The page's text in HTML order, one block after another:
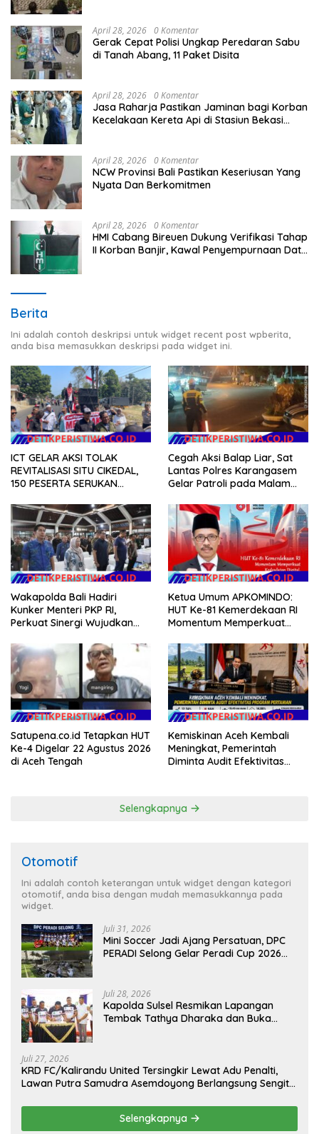
April 28, 2026 0 Komentar
Gerak Cepat Polisi Ungkap Peredaran Sabu
di Tanah Abang, 11 Paket Disita
April 28, 2026 0 Komentar
Jasa Raharja Pastikan Jaminan bagi Korban
Kecelakaan Kereta Api di Stasiun Bekasi
April 28, 2026 0 Komentar
NCW Provinsi Bali Pastikan Keseriusan Yang
Nyata Dan Berkomitmen
April 28, 2026 0 Komentar
HMI Cabang Bireuen Dukung Verifikasi Tahap
II Korban Banjir, Kawal Penyempurnaan Data
Berita
Ini adalah contoh deskripsi untuk widget recent post wpberita,
anda bisa memasukkan deskripsi pada widget ini.
ICT GELAR AKSI TOLAK
REVITALISASI SITU CIKEDAL,
150 PESERTA SERUKAN
Cegah Aksi Balap Liar, Sat
Lantas Polres Karangasem
Gelar Patroli pada Malam
Wakapolda Bali Hadiri
Kunker Menteri PKP RI,
Perkuat Sinergi Wujudkan
Masyarakat
Ketua Umum APKOMINDO:
HUT Ke-81 Kemerdekaan RI
Momentum Memperkuat
Teknologi, dan Kepastian
Hukum Menuju Indonesia
Emas 2045
Satupena.co.id Tetapkan HUT
Ke-4 Digelar 22 Agustus 2026
di Aceh Tengah
Kemiskinan Aceh Kembali
Meningkat, Pemerintah
Diminta Audit Efektivitas
Selengkapnya
Otomotif
Ini adalah contoh keterangan untuk widget dengan kategori
otomotif, anda bisa dengan mudah memasukkannya pada
widget.
Juli 31, 2026
Mini Soccer Jadi Ajang Persatuan, DPC
PERADI Selong Gelar Peradi Cup 2026
Juli 28, 2026
Kapolda Sulsel Resmikan Lapangan
Tembak Tathya Dharaka dan Buka
Juli 27, 2026
KRD FC/Kalirandu United Tersingkir Lewat Adu Penalti,
Lawan Putra Samudra Asemdoyong Berlangsung Sengit
Selengkapnya